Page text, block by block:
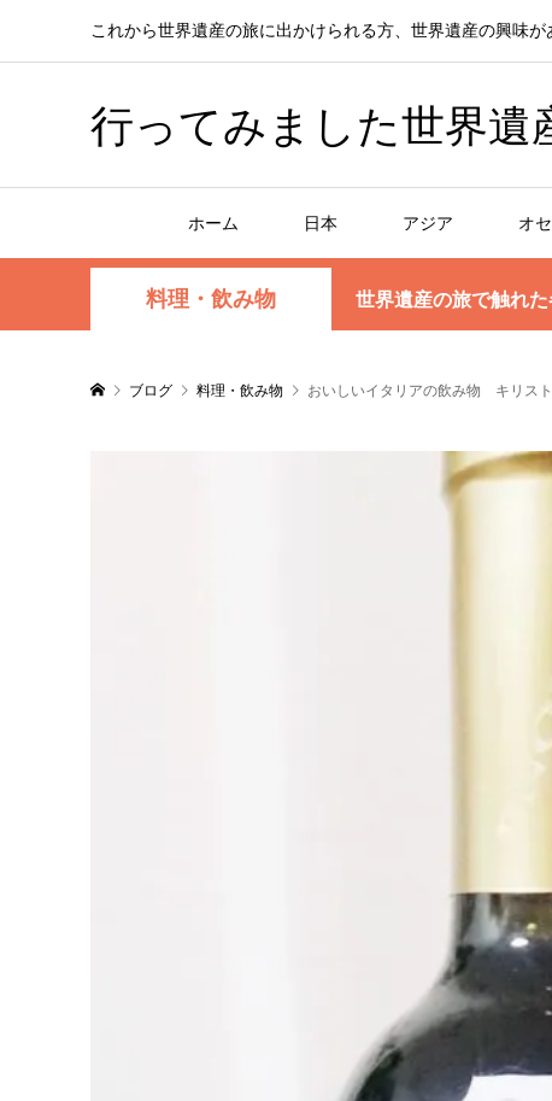
これから世界遺産の旅に出かけられる方、世界遺産の興味
行ってみました世界
ホーム 日本 アジア オ
料理・飲み物 世界遺産の旅で触れ
ブログ 料理・飲み物 おいしいイタリアの飲み物 キリス